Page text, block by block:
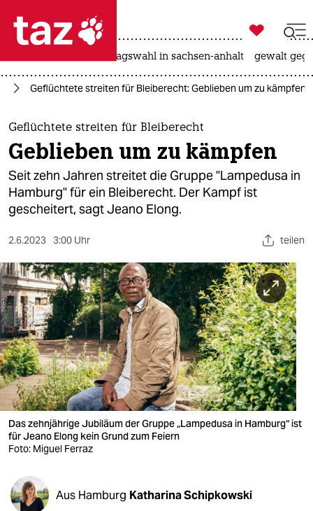
 taz zahl ich
taz zahl ich
themen
politik
öko
gesellschaft
sport
berlin
nord
wahrheit
verlag
verlag
shop

taz zahl ich
landtagswahl in sachsen-anhalt gewalt
Geflüchtete streiten für Bleiberecht: Geblieben um zu kämpfen
Geflüchtete streiten für Bleiberecht
Geblieben um zu kämpfen
Seit zehn Jahren streitet die Gruppe "Lampedusa in
Hamburg" für ein Bleiberecht. Der Kampf ist
gescheitert, sagt Jeano Elong.
2.6.2023 3:00 Uhr teilen
Das zehnjährige Jubiläum der Gruppe „Lampedusa in Hamburg“ ist
für Jeano Elong kein Grund zum Feiern
Foto: Miguel Ferraz
Aus Hamburg Katharina Schipkowski